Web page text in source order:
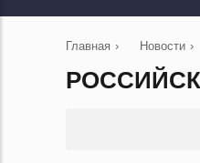
Главная › Новости ›